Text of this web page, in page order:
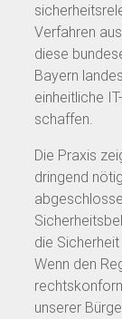
Verfahren
diese
Bayern
einheitliche
schaffen.
Die Praxis
dringend
die
Wenn den
unserer